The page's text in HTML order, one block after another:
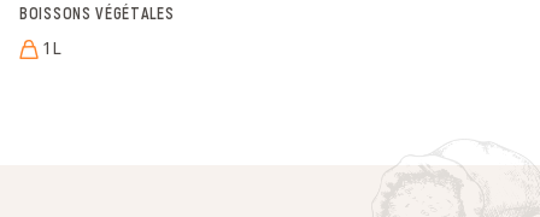
BOISSONS VÉGÉTALES
1L